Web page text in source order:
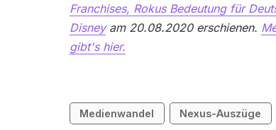
Franchises, Rokus Bedeutung für
Disneyam 20.08.2020 erschienen.
gibt's hier.
Medienwandel Nexus-Auszüge